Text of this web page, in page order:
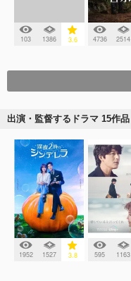
103 1386 3.6 4736 2514
出演・監督するドラマ 15作品
1952 1527 3.8 595 1163